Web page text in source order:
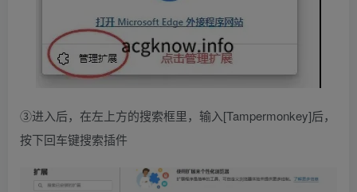
③进入后，在左上方的搜索框里，输入[Tampermonkey]后，
按下回车键搜索插件